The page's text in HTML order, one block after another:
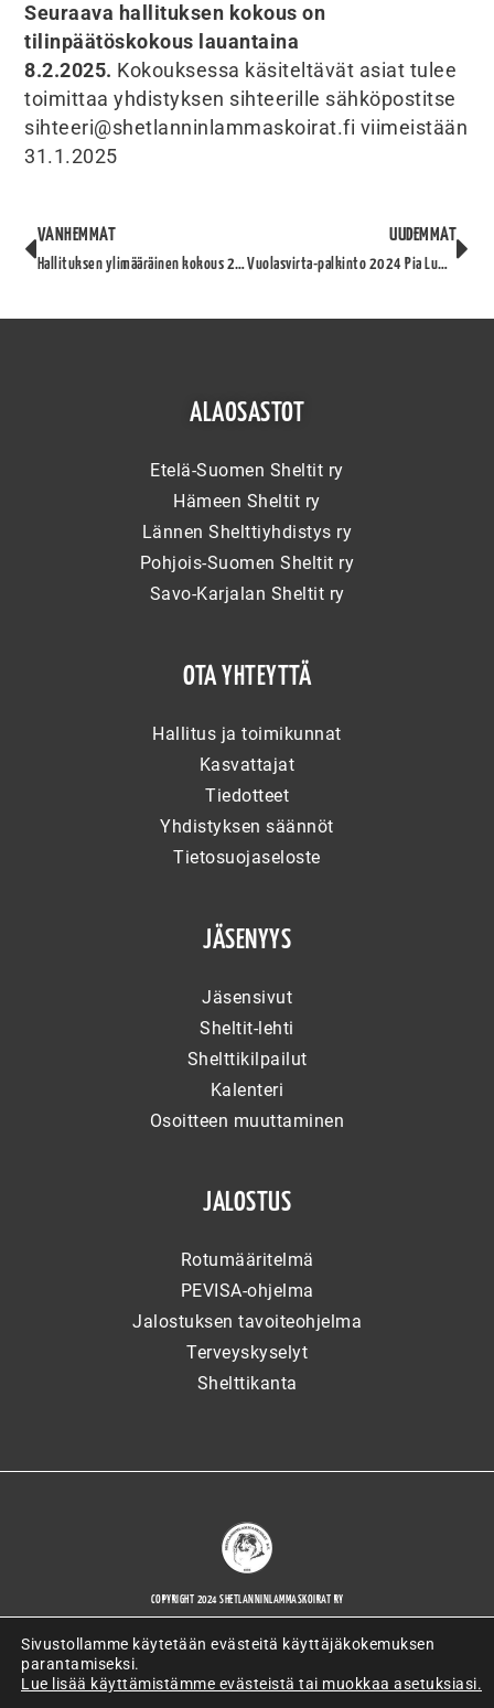
Seuraava hallituksen kokous on
tilinpäätöskokous lauantaina
8.2.2025. Kokouksessa käsiteltävät asiat tulee
toimittaa yhdistyksen sihteerille sähköpostitse
sihteeri@shetlanninlammaskoirat.fi viimeistään
31.1.2025
VANHEMMAT
Hallituksen ylimääräinen kokous 29.12.2024
UUDEMMAT
Vuolasvirta-palkinto 2024 Pia Lumpeelle, kennel Sleepless
ALAOSASTOT
Etelä-Suomen Sheltit ry
Hämeen Sheltit ry
Lännen Shelttiyhdistys ry
Pohjois-Suomen Sheltit ry
Savo-Karjalan Sheltit ry
OTA YHTEYTTÄ
Hallitus ja toimikunnat
Kasvattajat
Tiedotteet
Yhdistyksen säännöt
Tietosuojaseloste
JÄSENYYS
Jäsensivut
Sheltit-lehti
Shelttikilpailut
Kalenteri
Osoitteen muuttaminen
JALOSTUS
Rotumääritelmä
PEVISA-ohjelma
Jalostuksen tavoiteohjelma
Terveyskyselyt
Shelttikanta
COPYRIGHT 2024 SHETLANNINLAMMASKOIRAT RY
Sivustollamme käytetään evästeitä käyttäjäkokemuksen
parantamiseksi.
Lue lisää käyttämistämme evästeistä tai muokkaa asetuksiasi.